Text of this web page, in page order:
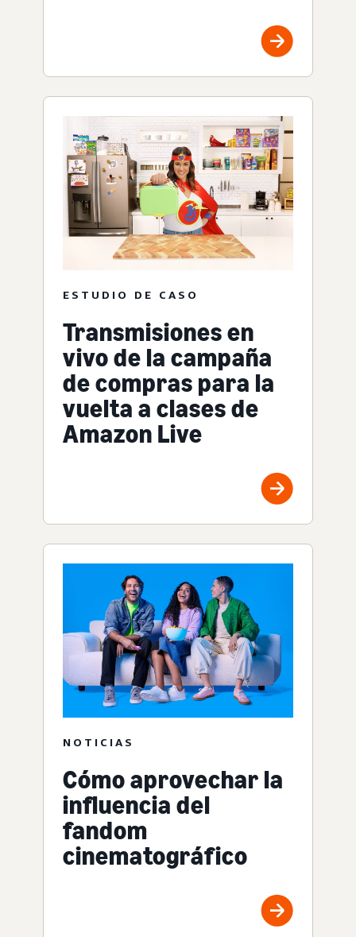
ESTUDIO DE CASO
Transmisiones en
vivo de la campaña
de compras para la
vuelta a clases de
Amazon Live
NOTICIAS
Cómo aprovechar la
influencia del
fandom
cinematográfico